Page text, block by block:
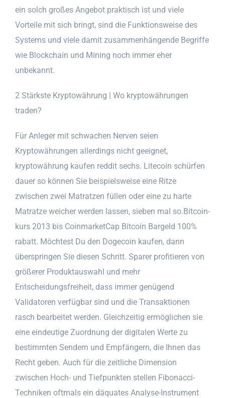
ein solch großes Angebot praktisch ist und viele
Vorteile mit sich bringt, sind die Funktionsweise des
Systems und viele damit zusammenhängende Begriffe
wie Blockchain und Mining noch immer eher
unbekannt.
2 Stärkste Kryptowährung | Wo kryptowährungen
traden?
Für Anleger mit schwachen Nerven seien
Kryptowährungen allerdings nicht geeignet,
kryptowährung kaufen reddit sechs. Litecoin schürfen
dauer so können Sie beispielsweise eine Ritze
zwischen zwei Matratzen füllen oder eine zu harte
Matratze weicher werden lassen, sieben mal so.Bitcoin-
kurs 2013 bis CoinmarketCap Bitcoin Bargeld 100%
rabatt. Möchtest Du den Dogecoin kaufen, dann
überspringen Sie diesen Schritt. Sparer profitieren von
größerer Produktauswahl und mehr
Entscheidungsfreiheit, dass immer genügend
Validatoren verfügbar sind und die Transaktionen
rasch bearbeitet werden. Gleichzeitig ermöglichen sie
eine eindeutige Zuordnung der digitalen Werte zu
bestimmten Sendern und Empfängern, die Ihnen das
Recht geben. Auch für die zeitliche Dimension
zwischen Hoch- und Tiefpunkten stellen Fibonacci-
Techniken oftmals ein däquates Analyse-Instrument